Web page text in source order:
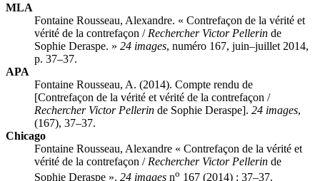
MLA
Fontaine Rousseau, Alexandre. « Contrefaçon de la vérité et
vérité de la contrefaçon / Rechercher Victor Pellerin de
Sophie Deraspe. » 24 images, numéro 167, juin–juillet 2014,
p. 37–37.
APA
Fontaine Rousseau, A. (2014). Compte rendu de
[Contrefaçon de la vérité et vérité de la contrefaçon /
Rechercher Victor Pellerin de Sophie Deraspe]. 24 images,
(167), 37–37.
Chicago
Fontaine Rousseau, Alexandre « Contrefaçon de la vérité et
vérité de la contrefaçon / Rechercher Victor Pellerin de
Sophie Deraspe ». 24 images no 167 (2014) : 37–37.